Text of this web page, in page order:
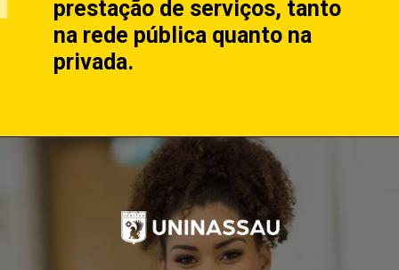
prestação de serviços, tanto
na rede pública quanto na
privada.